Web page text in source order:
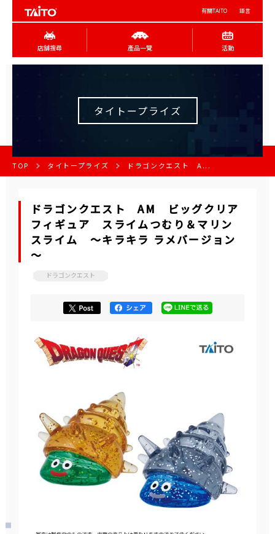
有關TAITO 語言
店舖搜尋 產品一覽 活動
タイトープライズ
TOP タイトープライズ ドラゴンクエスト A...
ドラゴンクエスト AM ビッグクリア
フィギュア スライムつむり＆マリン
スライム ～キラキラ ラメバージョン
～
ドラゴンクエスト